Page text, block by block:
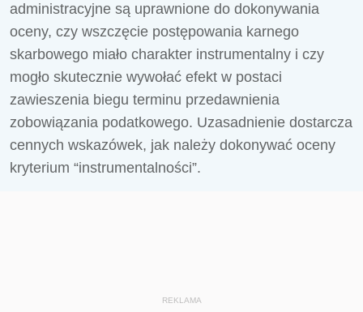
administracyjne są uprawnione do dokonywania
oceny, czy wszczęcie postępowania karnego
skarbowego miało charakter instrumentalny i czy
mogło skutecznie wywołać efekt w postaci
zawieszenia biegu terminu przedawnienia
zobowiązania podatkowego. Uzasadnienie dostarcza
cennych wskazówek, jak należy dokonywać oceny
kryterium “instrumentalności”.
REKLAMA